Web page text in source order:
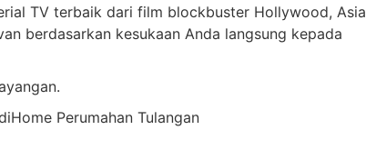
TV terbaik dari film blockbuster Hollywood, Asia
berdasarkan kesukaan Anda langsung kepada